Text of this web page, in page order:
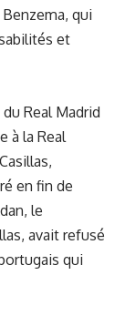
qui
et
Real Madrid
à la Real
en fin de
le
avait refusé
qui